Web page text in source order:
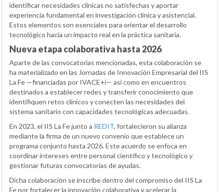
identificar necesidades clínicas no satisfechas y aportar
experiencia fundamental en investigación clínica y asistencial.
Estos elementos son esenciales para orientar el desarrollo
tecnológico hacia un impacto real en la práctica sanitaria.
Nueva etapa colaborativa hasta 2026
Aparte de las convocatorias mencionadas, esta colaboración se
ha materializado en las Jornadas de Innovación Empresarial del IIS
La Fe —financiadas por IVACE+i— así como en encuentros
destinados a establecer redes y transferir conocimiento que
identifiquen retos clínicos y conecten las necesidades del
sistema sanitario con capacidades tecnológicas adecuadas.
En 2023, el IIS La Fe junto a REDIT, fortalecieron su alianza
mediante la firma de un nuevo convenio que establece un
programa conjunto hasta 2026. Este acuerdo se enfoca en
coordinar intereses entre personal científico y tecnológico y
gestionar futuras convocatorias de ayudas.
Dicha colaboración se inscribe dentro del compromiso del IIS La
Fe por fortalecer la innovación colaborativa y acelerar la